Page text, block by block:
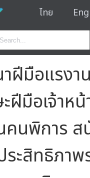
ไทย
ฝีมือแรงา
ฝีมือเจ้าห
คนพิการ
ระสิทธิภาพ